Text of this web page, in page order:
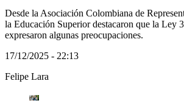
Desde la Asociación Colombiana de
la Educación Superior destacaron que la Ley
expresaron algunas preocupaciones.
17/12/2025 - 22:13
Felipe Lara